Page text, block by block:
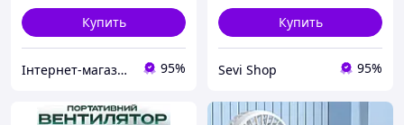
Купить
Інтернет-магазин товарів для дому "The Rechi" 95%
Купить
Sevi Shop 95%